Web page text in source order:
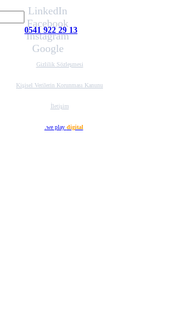
0541 922 29 13
LinkedIn
Facebook
Instagram
Google
Gizlilik Sözleşmesi
Kişisel Verilerin Korunması Kanunu
İletişim
.we play digital